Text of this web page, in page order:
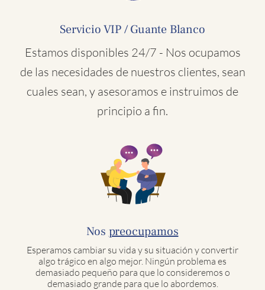
Servicio VIP / Guante Blanco
Estamos disponibles 24/7 - Nos ocupamos
de las necesidades de nuestros clientes, sean
cuales sean, y asesoramos e instruimos de
principio a fin.
Nos preocupamos
Esperamos cambiar su vida y su situación y convertir
algo trágico en algo mejor. Ningún problema es
demasiado pequeño para que lo consideremos o
demasiado grande para que lo abordemos.